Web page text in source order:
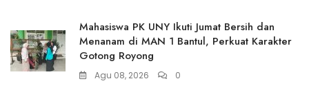
Mahasiswa PK UNY Ikuti Jumat Bersih dan
Menanam di MAN 1 Bantul, Perkuat Karakter
Gotong Royong
Agu 08, 2026 0